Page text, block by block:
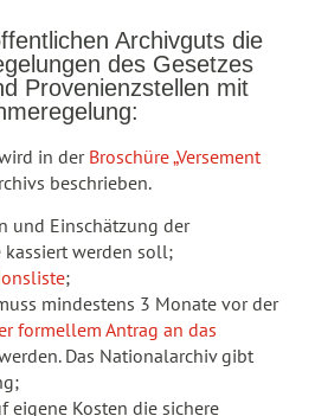
Archivguts die
des Gesetzes
Provenienzstellen mit
in der Broschüre „Versement
beschrieben.
und Einschätzung der
kassiert werden soll;
;
mindestens 3 Monate vor der
formellem Antrag an das
Das Nationalarchiv gibt
eigene Kosten die sichere